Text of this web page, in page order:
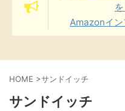
Amazonイン
HOME >サンドイッチ
サンドイッチ